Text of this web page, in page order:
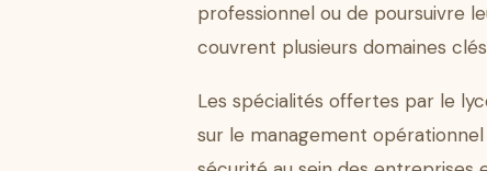
professionnel ou de poursuivre
couvrent plusieurs domaines
Les spécialités offertes par le
sur le management